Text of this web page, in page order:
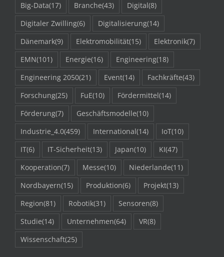
Big-Data(17) Branche(43) Digital(8)
Digitaler Zwilling(6) Digitalisierung(14)
Dänemark(9) Elektromobilität(15) Elektronik(7)
EMN(101) Energie(16) Engineering(18)
Engineering 2050(21) Event(14) Fachkräfte(43)
Forschung(25) FuE(10) Fördermittel(14)
Förderung(7) Geschäftsmodelle(10)
Industrie_4.0(459) International(14) IoT(10)
IT(6) IT-Sicherheit(13) Japan(10) KI(47)
Kooperation(7) Messe(10) Niederlande(11)
Nordbayern(15) Produktion(6) Projekt(13)
Region(81) Robotik(31) Sensoren(8)
Studie(14) Unternehmen(64) VR(8)
Wissenschaft(25)